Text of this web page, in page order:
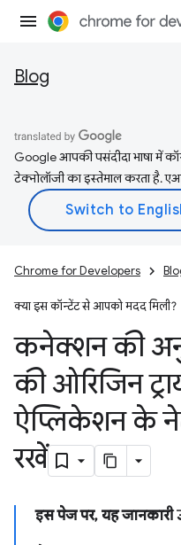
Blog
Google आपकी पसंदीदा भाषा में
टेक्नोलॉजी का इस्तेमाल करता है.
Chrome for Developers
क्या इस कॉन्टेंट से आपको मदद मिली?
कनेक्शन की
की ओरिजिन
ऐप्लिकेशन के
रखें
इस पेज पर, यह जानकारी